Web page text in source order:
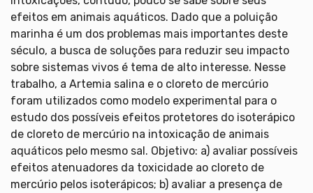
efeitos em animais aquáticos. Dado que a poluição
marinha é um dos problemas mais importantes deste
século, a busca de soluções para reduzir seu impacto
sobre sistemas vivos é tema de alto interesse. Nesse
trabalho, a Artemia salina e o cloreto de mercúrio
foram utilizados como modelo experimental para o
estudo dos possíveis efeitos protetores do isoterápico
de cloreto de mercúrio na intoxicação de animais
aquáticos pelo mesmo sal. Objetivo: a) avaliar possíveis
efeitos atenuadores da toxicidade ao cloreto de
mercúrio pelos isoterápicos; b) avaliar a presença de